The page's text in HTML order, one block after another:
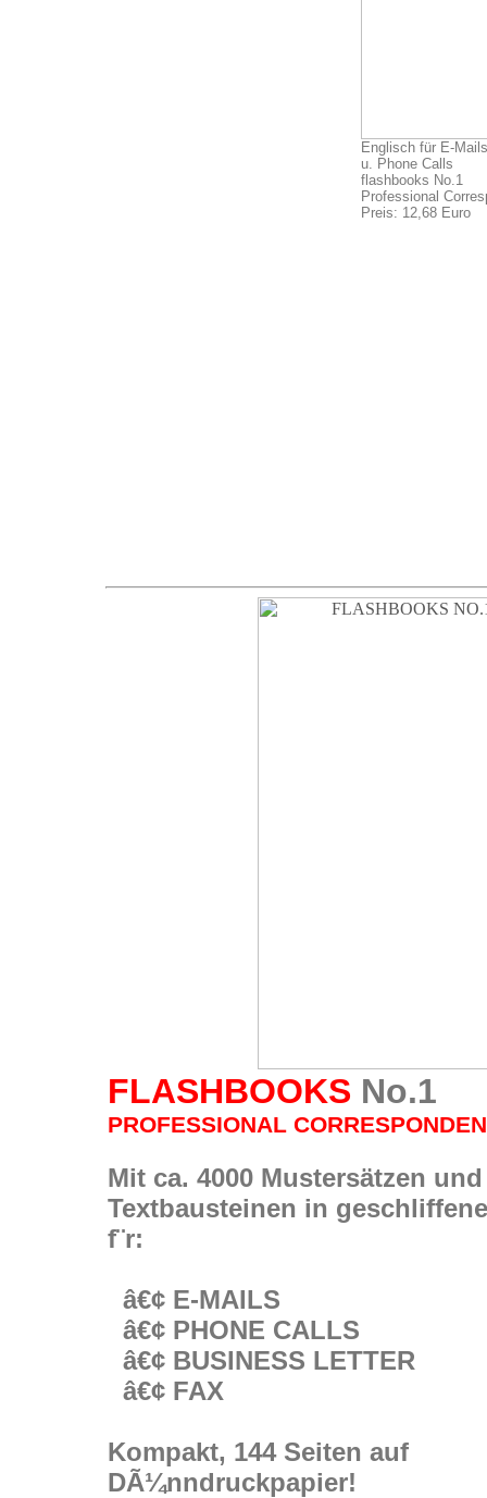
Englisch für E-Mails
u. Phone Calls
flashbooks No.1
Professional
Preis: 12,68 Euro
FLASHBOOKS No.1
PROFESSIONAL
Mit ca. 4000 Mustersätzen und
Textbausteinen in
f¨r:
â€¢ E-MAILS
â€¢ PHONE CALLS
â€¢ BUSINESS LETTER
â€¢ FAX
Kompakt, 144 Seiten auf
DÃ¼nndruckpapier!